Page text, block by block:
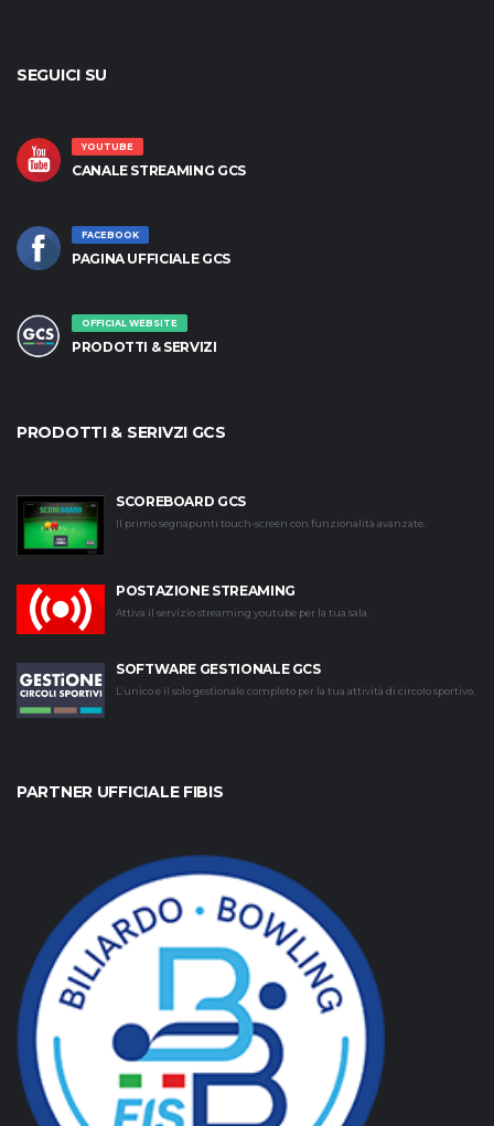
SEGUICI SU
YOUTUBE
CANALE STREAMING GCS
FACEBOOK
PAGINA UFFICIALE GCS
OFFICIAL WEBSITE
PRODOTTI & SERVIZI
PRODOTTI & SERIVZI GCS
SCOREBOARD GCS
Il primo segnapunti touch-screen con funzionalità avanzate.
POSTAZIONE STREAMING
Attiva il servizio streaming youtube per la tua sala.
SOFTWARE GESTIONALE GCS
L’unico e il solo gestionale completo per la tua attività di circolo sportivo.
PARTNER UFFICIALE FIBIS